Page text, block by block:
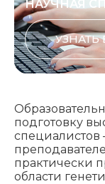
НАУЧНАЯ
подготовку
специалистов
практически
области